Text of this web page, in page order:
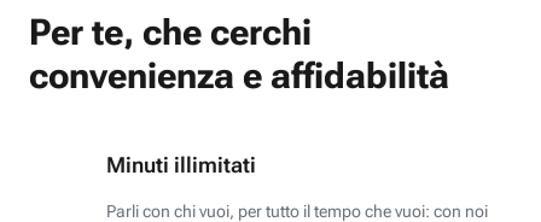
Per te, che cerchi
convenienza e affidabilità
Minuti illimitati
Parli con chi vuoi, per tutto il tempo che vuoi: con noi